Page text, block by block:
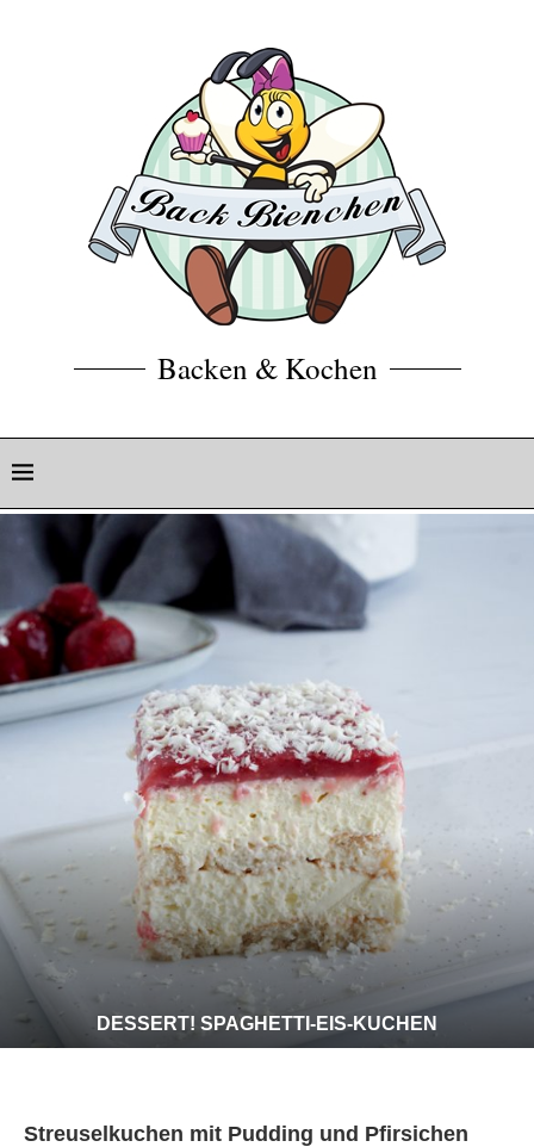
Backen & Kochen
DESSERT! SPAGHETTI-EIS-KUCHEN
Streuselkuchen mit Pudding und Pfirsichen